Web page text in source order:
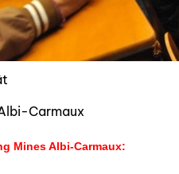
Carmaux
Mines Albi-Carmaux: